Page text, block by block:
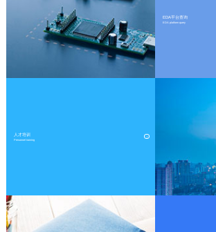
EDA平台查询
EDA platform query
人才培训
Personnel training